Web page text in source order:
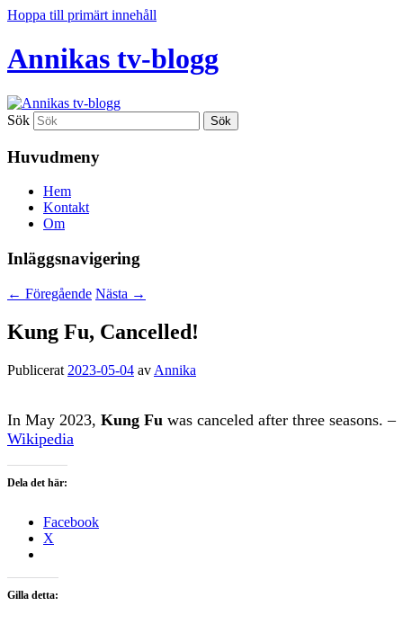
Hoppa till primärt innehåll
Annikas tv-blogg
Sök
Huvudmeny
Hem
Kontakt
Om
Inläggsnavigering
← Föregående Nästa →
Kung Fu, Cancelled!
Publicerat 2023-05-04 av Annika
In May 2023, Kung Fu was canceled after three seasons. –
Wikipedia
Dela det här:
Facebook
X
Gilla detta: